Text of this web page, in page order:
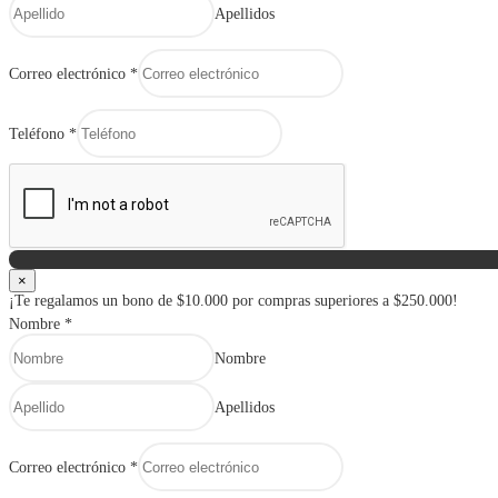
Apellidos
Correo electrónico *
Teléfono *
×
¡Te regalamos un bono de $10.000 por compras superiores a $250.000!
Nombre *
Nombre
Apellidos
Correo electrónico *